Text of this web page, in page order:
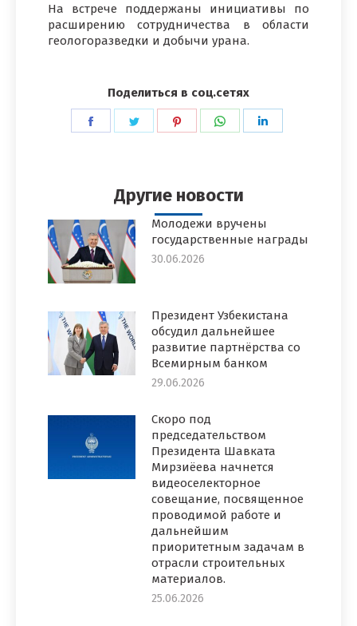
На встрече поддержаны инициативы по
расширению сотрудничества в области
геологоразведки и добычи урана.
Поделиться в соц.сетях
ПоделитьсяПоделитьсяПоделитьсяПоделиться
Другие новости
Молодежи вручены
государственные награды
30.06.2026
Президент Узбекистана
обсудил дальнейшее
развитие партнёрства со
Всемирным банком
29.06.2026
Скоро под
председательством
Президента Шавката
Мирзиёева начнется
видеоселекторное
совещание, посвященное
проводимой работе и
дальнейшим
приоритетным задачам в
отрасли строительных
материалов.
25.06.2026